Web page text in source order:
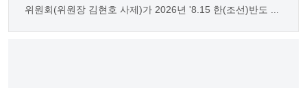
위원회(위원장 김현호 사제)가 2026년 '8.15 한(조선)반도 ...